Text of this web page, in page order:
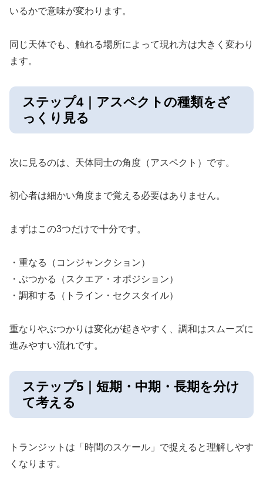
いるかで意味が変わります。
同じ天体でも、触れる場所によって現れ方は大きく変わり
ます。
ステップ4｜アスペクトの種類をざ
っくり見る
次に見るのは、天体同士の角度（アスペクト）です。
初心者は細かい角度まで覚える必要はありません。
まずはこの3つだけで十分です。
・重なる（コンジャンクション）
・ぶつかる（スクエア・オポジション）
・調和する（トライン・セクスタイル）
重なりやぶつかりは変化が起きやすく、調和はスムーズに
進みやすい流れです。
ステップ5｜短期・中期・長期を分け
て考える
トランジットは「時間のスケール」で捉えると理解しやす
くなります。